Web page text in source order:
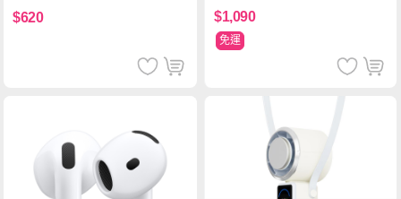
$620 $1,090
免運